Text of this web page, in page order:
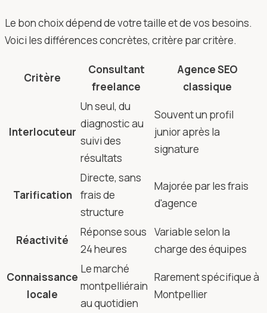
Le bon choix dépend de votre taille et de vos besoins.
Voici les différences concrètes, critère par critère.
Critère
Consultant
freelance
Agence SEO
classique
Interlocuteur
Un seul, du
diagnostic au
suivi des
résultats
Souvent un profil
junior après la
signature
Tarification
Directe, sans
frais de
structure
Majorée par les frais
d'agence
Réactivité
Réponse sous
24 heures
Variable selon la
charge des équipes
Connaissance
locale
Le marché
montpelliérain
au quotidien
Rarement spécifique à
Montpellier